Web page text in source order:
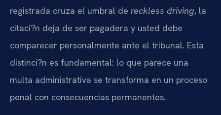
registrada cruza el umbral de reckless driving, la
citaci?n deja de ser pagadera y usted debe
comparecer personalmente ante el tribunal. Esta
distinci?n es fundamental: lo que parece una
multa administrativa se transforma en un proceso
penal con consecuencias permanentes.